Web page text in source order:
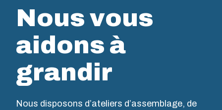
Chez Fibox, nos
robustesse et leur
Personnalisation
Nous vous
aidons à
grandir
Nous disposons d’ateliers d’assemblage, de